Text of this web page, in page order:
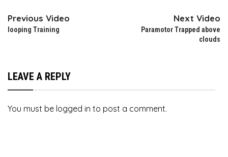
Previous Video
looping Training
Next Video
Paramotor Trapped above
clouds
LEAVE A REPLY
You must be logged in to post a comment.